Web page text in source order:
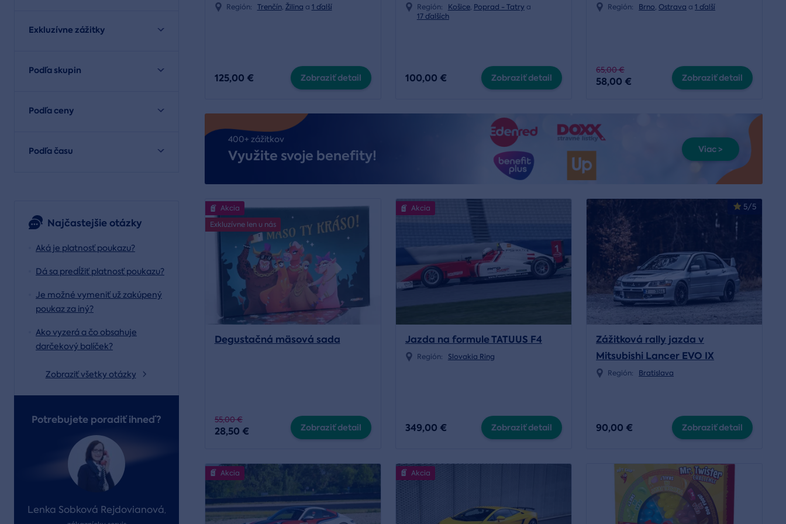
Exkluzívne zážitky
Podľa skupin
Podľa ceny
Podľa času
Najčastejšie otázky
Aká je platnosť poukazu?
Dá sa predĺžiť platnosť poukazu?
Je možné vymeniť už zakúpený
poukaz za iný?
Ako vyzerá a čo obsahuje
darčekový balíček?
Zobraziť všetky otázky
Potrebujete poradiť ihneď?
Lenka Sobková Rejdovianová,
Región: Trenčín, Žilina a 1 ďalší
125,00 € Zobraziť detail
Región: Košice, Poprad - Tatry a
17 ďalších
100,00 € Zobraziť detail
Región: Brno,Ostrava a1 ďalší
65,00 €
58,00 € Zobraziť detail
400+ zážitkov
Využite svoje benefity! Viac >
Akcia
Exkluzívne len u nás
Degustačná mäsová sada
55,00 €
28,50 € Zobraziť detail
Akcia
Jazda na formule TATUUS F4
Región: Slovakia Ring
349,00 € Zobraziť detail
5/5
Zážitková rally jazda v
Mitsubishi Lancer EVO IX
Región: Bratislava
90,00 € Zobraziť detail
Akcia Akcia